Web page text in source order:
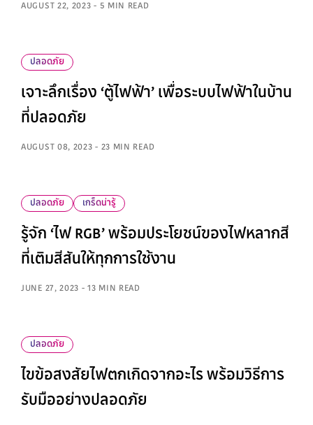
AUGUST 22, 2023 - 5 MIN READ
ปลอดภัย
เจาะลึกเรื่อง ‘ตู้ไฟฟ้า’ เพื่อระบบไฟฟ้าในบ้าน
ที่ปลอดภัย
AUGUST 08, 2023 - 23 MIN READ
ปลอดภัย เกร็ดน่ารู้
รู้จัก ‘ไฟ RGB’ พร้อมประโยชน์ของไฟหลากสี
ที่เติมสีสันให้ทุกการใช้งาน
JUNE 27, 2023 - 13 MIN READ
ปลอดภัย
ไขข้อสงสัยไฟตกเกิดจากอะไร พร้อมวิธีการ
รับมืออย่างปลอดภัย